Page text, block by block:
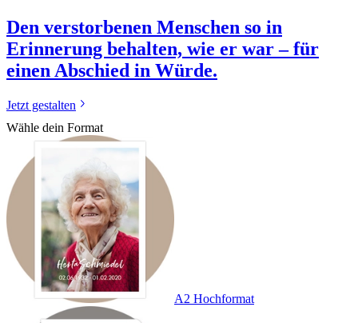
Den verstorbenen Menschen so in
Erinnerung behalten, wie er war – für
einen Abschied in Würde.
Jetzt gestalten
Wähle dein Format
A2 Hochformat